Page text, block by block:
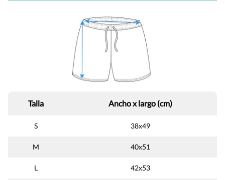
Talla Ancho x largo (cm)
S 38x49
M 40x51
L 42x53